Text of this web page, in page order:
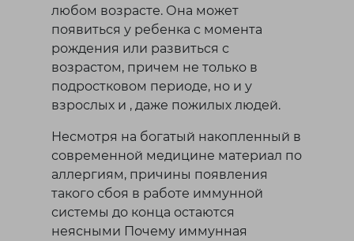
любом возрасте. Она может
появиться у ребенка с момента
рождения или развиться с
возрастом, причем не только в
подростковом периоде, но и у
взрослых и , даже пожилых людей.
Несмотря на богатый накопленный в
современной медицине материал по
аллергиям, причины появления
такого сбоя в работе иммунной
системы до конца остаются
неясными Почему иммунная